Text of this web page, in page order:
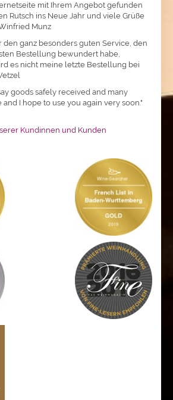
mit Ihrem Angebot gefunden
Rutsch ins Neue Jahr und viele Grüße
Munz
den ganz besonders guten Service, den
Bestellung bewundert habe,
es nicht meine letzte Bestellung bei
goods safely received and many
I hope to use you again very soon."
Kundinnen und Kunden